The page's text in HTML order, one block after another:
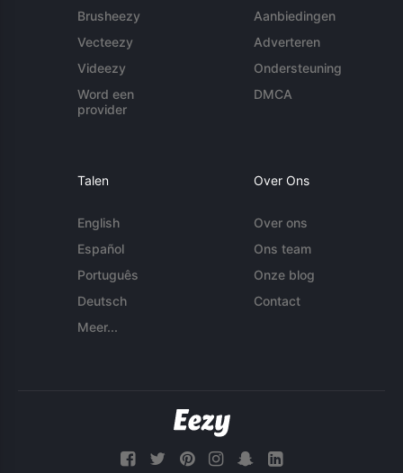
Brusheezy
Vecteezy
Videezy
Word een
provider
Aanbiedingen
Adverteren
Ondersteuning
DMCA
Talen
English
Español
Português
Deutsch
Meer...
Over Ons
Over ons
Ons team
Onze blog
Contact